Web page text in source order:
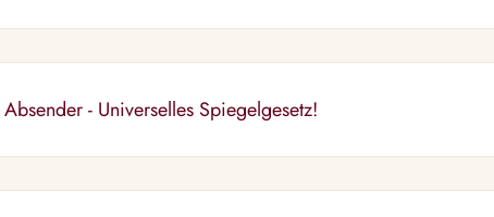
- Universelles Spiegelgesetz!